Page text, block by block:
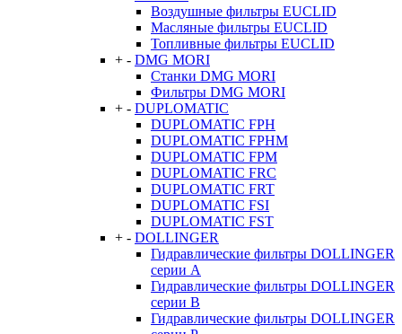
Воздушные фильтры EUCLID
Масляные фильтры EUCLID
Топливные фильтры EUCLID
+ - DMG MORI
Станки DMG MORI
Фильтры DMG MORI
+ - DUPLOMATIC
DUPLOMATIC FPH
DUPLOMATIC FPHM
DUPLOMATIC FPM
DUPLOMATIC FRC
DUPLOMATIC FRT
DUPLOMATIC FSI
DUPLOMATIC FST
+ - DOLLINGER
Гидравлические фильтры DOLLINGER
серии A
Гидравлические фильтры DOLLINGER
серии B
Гидравлические фильтры DOLLINGER